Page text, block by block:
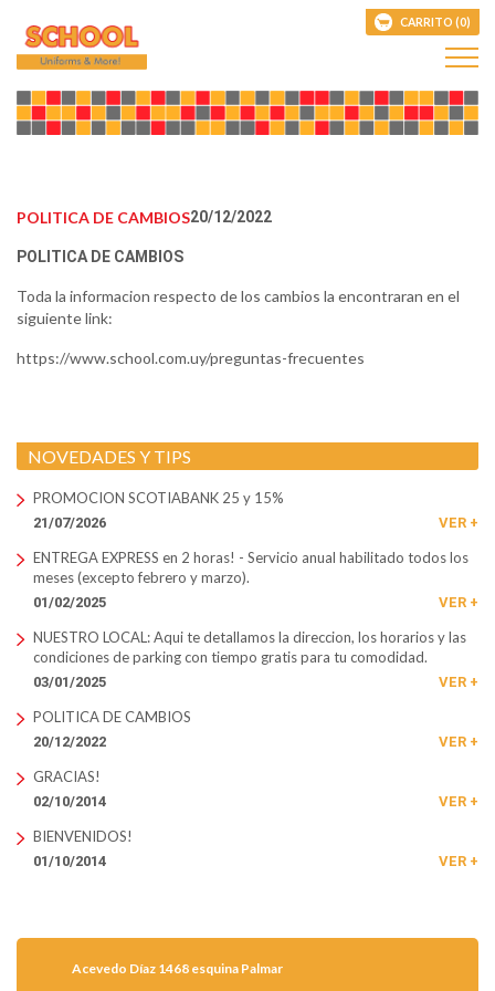
CARRITO (0)
POLITICA DE CAMBIOS20/12/2022
POLITICA DE CAMBIOS
Toda la informacion respecto de los cambios la encontraran en el
siguiente link:
https://www.school.com.uy/preguntas-frecuentes
NOVEDADES Y TIPS
PROMOCION SCOTIABANK 25 y 15%
21/07/2026 VER +
ENTREGA EXPRESS en 2 horas! - Servicio anual habilitado todos los
meses (excepto febrero y marzo).
01/02/2025 VER +
NUESTRO LOCAL: Aqui­ te detallamos la direccion, los horarios y las
condiciones de parking con tiempo gratis para tu comodidad.
03/01/2025 VER +
POLITICA DE CAMBIOS
20/12/2022 VER +
GRACIAS!
02/10/2014 VER +
BIENVENIDOS!
01/10/2014 VER +
Acevedo Díaz 1468 esquina Palmar